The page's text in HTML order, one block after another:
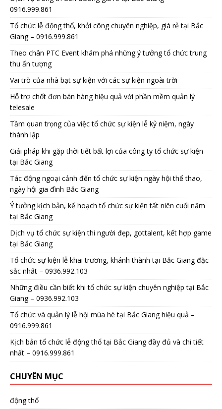
0916.999.861
Tổ chức lễ động thổ, khởi công chuyên nghiệp, giá rẻ tại Bắc
Giang – 0916.999.861
Theo chân PTC Event khám phá những ý tưởng tổ chức trung
thu ấn tượng
Vai trò của nhà bạt sự kiện với các sự kiện ngoài trời
Hỗ trợ chốt đơn bán hàng hiệu quả với phần mềm quản lý
telesale
Tầm quan trọng của việc tổ chức sự kiện lễ kỷ niệm, ngày
thành lập
Giải pháp khi gặp thời tiết bất lợi của công ty tổ chức sự kiện
tại Bắc Giang
Tác động ngoại cảnh đến tổ chức sự kiện ngày hội thể thao,
ngày hội gia đình Bắc Giang
Ý tưởng kịch bản, kế hoạch tổ chức sự kiện tất niên cuối năm
tại Bắc Giang
Dịch vụ tổ chức sự kiện thi người đẹp, gottalent, kết hợp game
tại Bắc Giang
Tổ chức sự kiện lễ khai trương, khánh thành tại Bắc Giang đặc
sắc nhất – 0936.992.103
Những điều cần biết khi tổ chức sự kiện chuyên nghiệp tại Bắc
Giang – 0936.992.103
Tổ chức và quản lý lễ hội mùa hè tại Bắc Giang hiệu quả –
0916.999.861
Kịch bản tổ chức lễ động thổ tại Bắc Giang đầy đủ và chi tiết
nhất – 0916.999.861
CHUYÊN MỤC
động thổ